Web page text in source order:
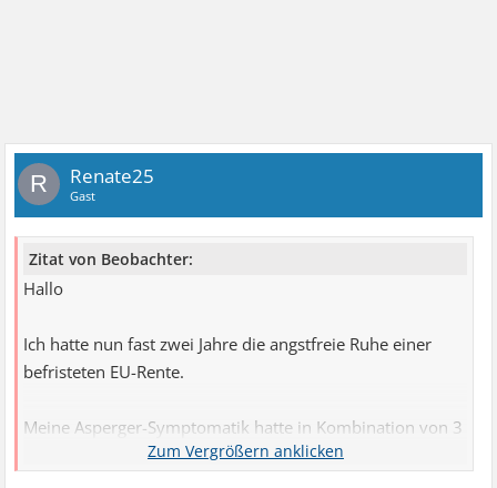
R Renate25
Gast
Zitat von Beobachter:
Hallo
Ich hatte nun fast zwei Jahre die angstfreie Ruhe einer
befristeten EU-Rente.
Meine Asperger-Symptomatik hatte in Kombination von 3
aufeinanderfolgenden